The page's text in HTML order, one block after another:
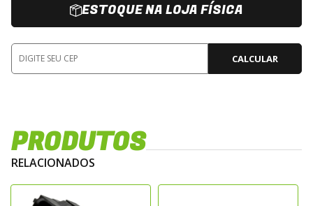
ESTOQUE NA LOJA FÍSICA
CALCULAR
PRODUTOS
RELACIONADOS